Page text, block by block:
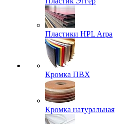
Пластики HPL Arpa
Кромка ПВХ
Кромка натуральная